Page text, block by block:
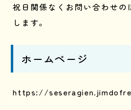
祝日関係なくお問い合わせの
します。
ホームページ
https://